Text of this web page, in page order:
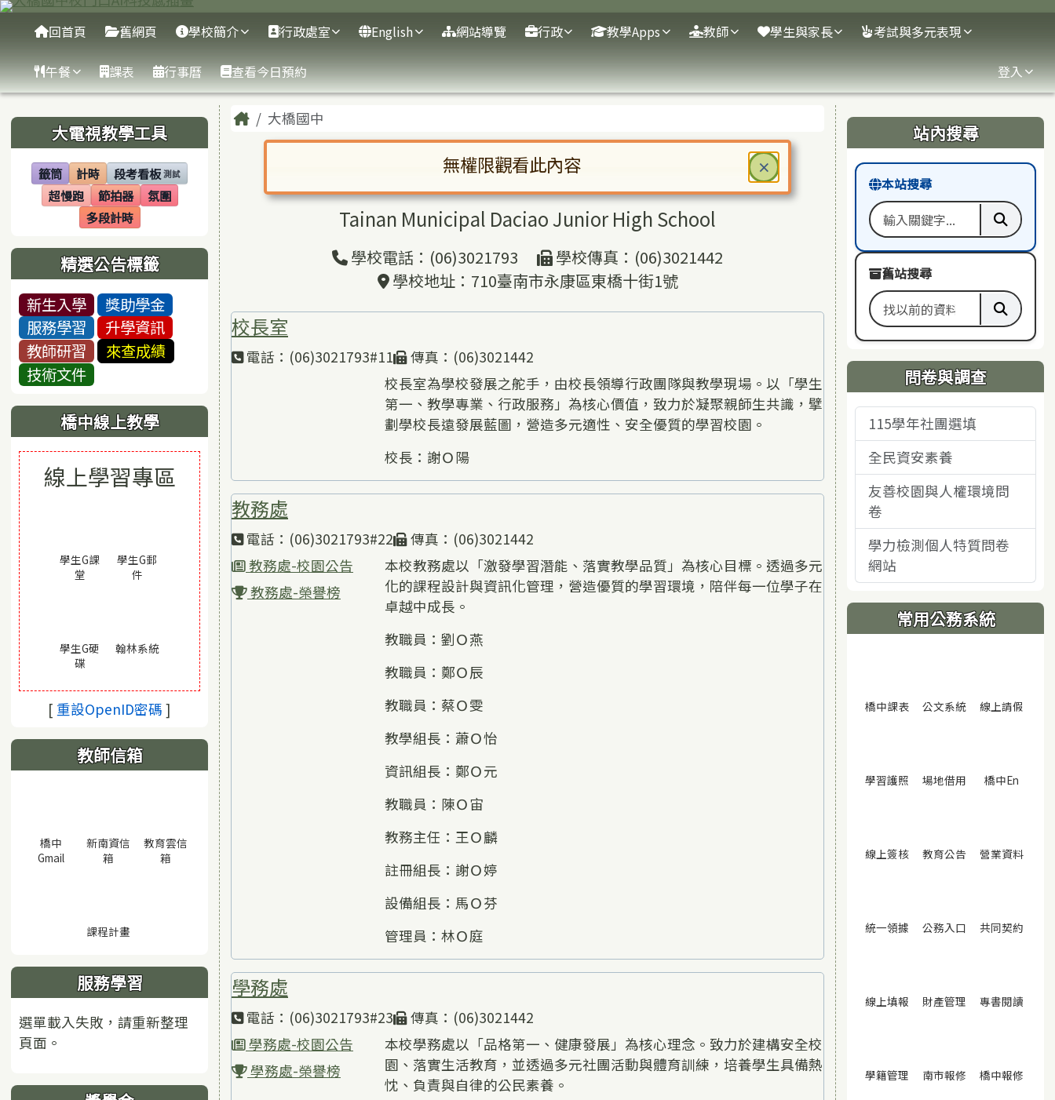
跳至主內容區
臺南市大橋國中
導覽列
回首頁 舊網頁 學校簡介 行政處室 English 網站導覽 行政 教學Apps 教師 學生與家長 考試與多元表現
午餐 課表 行事曆 查看今日預約 登入
左邊區域內容
大電視教學工具
籤筒
(另開視窗)
計時
(另開視窗)段考看板 測試
(另開視窗)
超慢跑
(另開視窗)節拍器
(另開視窗)氛圍
(另開視窗)
多段計時
(另開視窗)
精選公告標籤
新生入學
獎助學金
服務學習
升學資訊
教師研習
來查成績
技術文件
橋中線上教學
線上學習專區
學生G課
堂(另開視窗)
學生G郵
件(另開視窗)
學生G硬
碟(另開視窗)
翰林系統(另開視窗)
[ 重設OpenID密碼 (另開視窗)
]
教師信箱
橋中
Gmail(另開視窗)
新南資信
箱 (另開視窗)
教育雲信
箱 (另開視窗)
課程計畫
服務學習
選單載入失敗，請重新整理
頁面。
主內容區域
Home大橋國中
臺南市市立大橋國民中學
Tainan Municipal Daciao Junior High School
學校電話：(06)3021793
學校傳真：(06)3021442
學校地址：710臺南市永康區東橋十街1號
校長室
電話：(06)3021793#11
傳真：(06)3021442
校長室為學校發展之舵手，由校長領導行政團隊與教學現場。以「學生
第一、教學專業、行政服務」為核心價值，致力於凝聚親師生共識，擘
劃學校長遠發展藍圖，營造多元適性、安全優質的學習校園。
校長：謝Ｏ陽
教務處
電話：(06)3021793#22
傳真：(06)3021442
教務處-校園公告
教務處-榮譽榜
本校教務處以「激發學習潛能、落實教學品質」為核心目標。透過多元
化的課程設計與資訊化管理，營造優質的學習環境，陪伴每一位學子在
卓越中成長。
教職員：劉Ｏ燕
教職員：鄭Ｏ辰
教職員：蔡Ｏ雯
教學組長：蕭Ｏ怡
資訊組長：鄭Ｏ元
教職員：陳Ｏ宙
教務主任：王Ｏ麟
註冊組長：謝Ｏ婷
設備組長：馬Ｏ芬
管理員：林Ｏ庭
學務處
電話：(06)3021793#23
傳真：(06)3021442
學務處-校園公告
學務處-榮譽榜
本校學務處以「品格第一、健康發展」為核心理念。致力於建構安全校
園、落實生活教育，並透過多元社團活動與體育訓練，培養學生具備熱
忱、負責與自律的公民素養。
右邊區域內容
站內搜尋
本站搜尋
搜尋關鍵字 執行本
舊站搜尋
搜尋舊站關鍵字 執行舊
問卷與調查
115學年社團選填
全民資安素養
友善校園與人權環境問
卷
學力檢測個人特質問卷
網站
常用公務系統
橋中課表(另開視窗)
公文系統(另開視窗)
線上請假
學習護照 (另開視窗)
場地借用 (另開視窗)
橋中En
線上簽核(另開視窗)
教育公告(另開視窗)
營業資料(另開
統一領據 (另開視窗)
公務入口 (另開視窗)
共同契約
線上填報 (另開視窗)
財產管理 (另開視窗)
專書閱讀
學籍管理 (另開視窗)
南市報修 (另開視窗)
橋中報修
頁尾區域
× 關閉
無權限觀看此內容
對話框已開啟。請使用 Tab 鍵在選項間移動焦點。按下 Enter 鍵或空白鍵確認，按下 Escape 鍵關閉